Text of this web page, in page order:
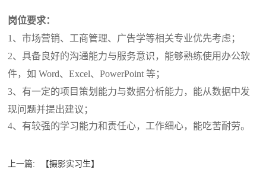
岗位要求：
1、市场营销、工商管理、广告学等相关专业优先考虑 ；
2、具备良好的沟通能力与服务意识，能够熟练使用办公软
件，如 Word、Excel、PowerPoint 等；
3、 有一定的项目策划能力与数据分析能力，能从数据中发
现问题并提出建议 ；
4、 有较强的学习能力和责任心，工作细心，能吃苦耐劳。
上一篇:
【摄影实习生】